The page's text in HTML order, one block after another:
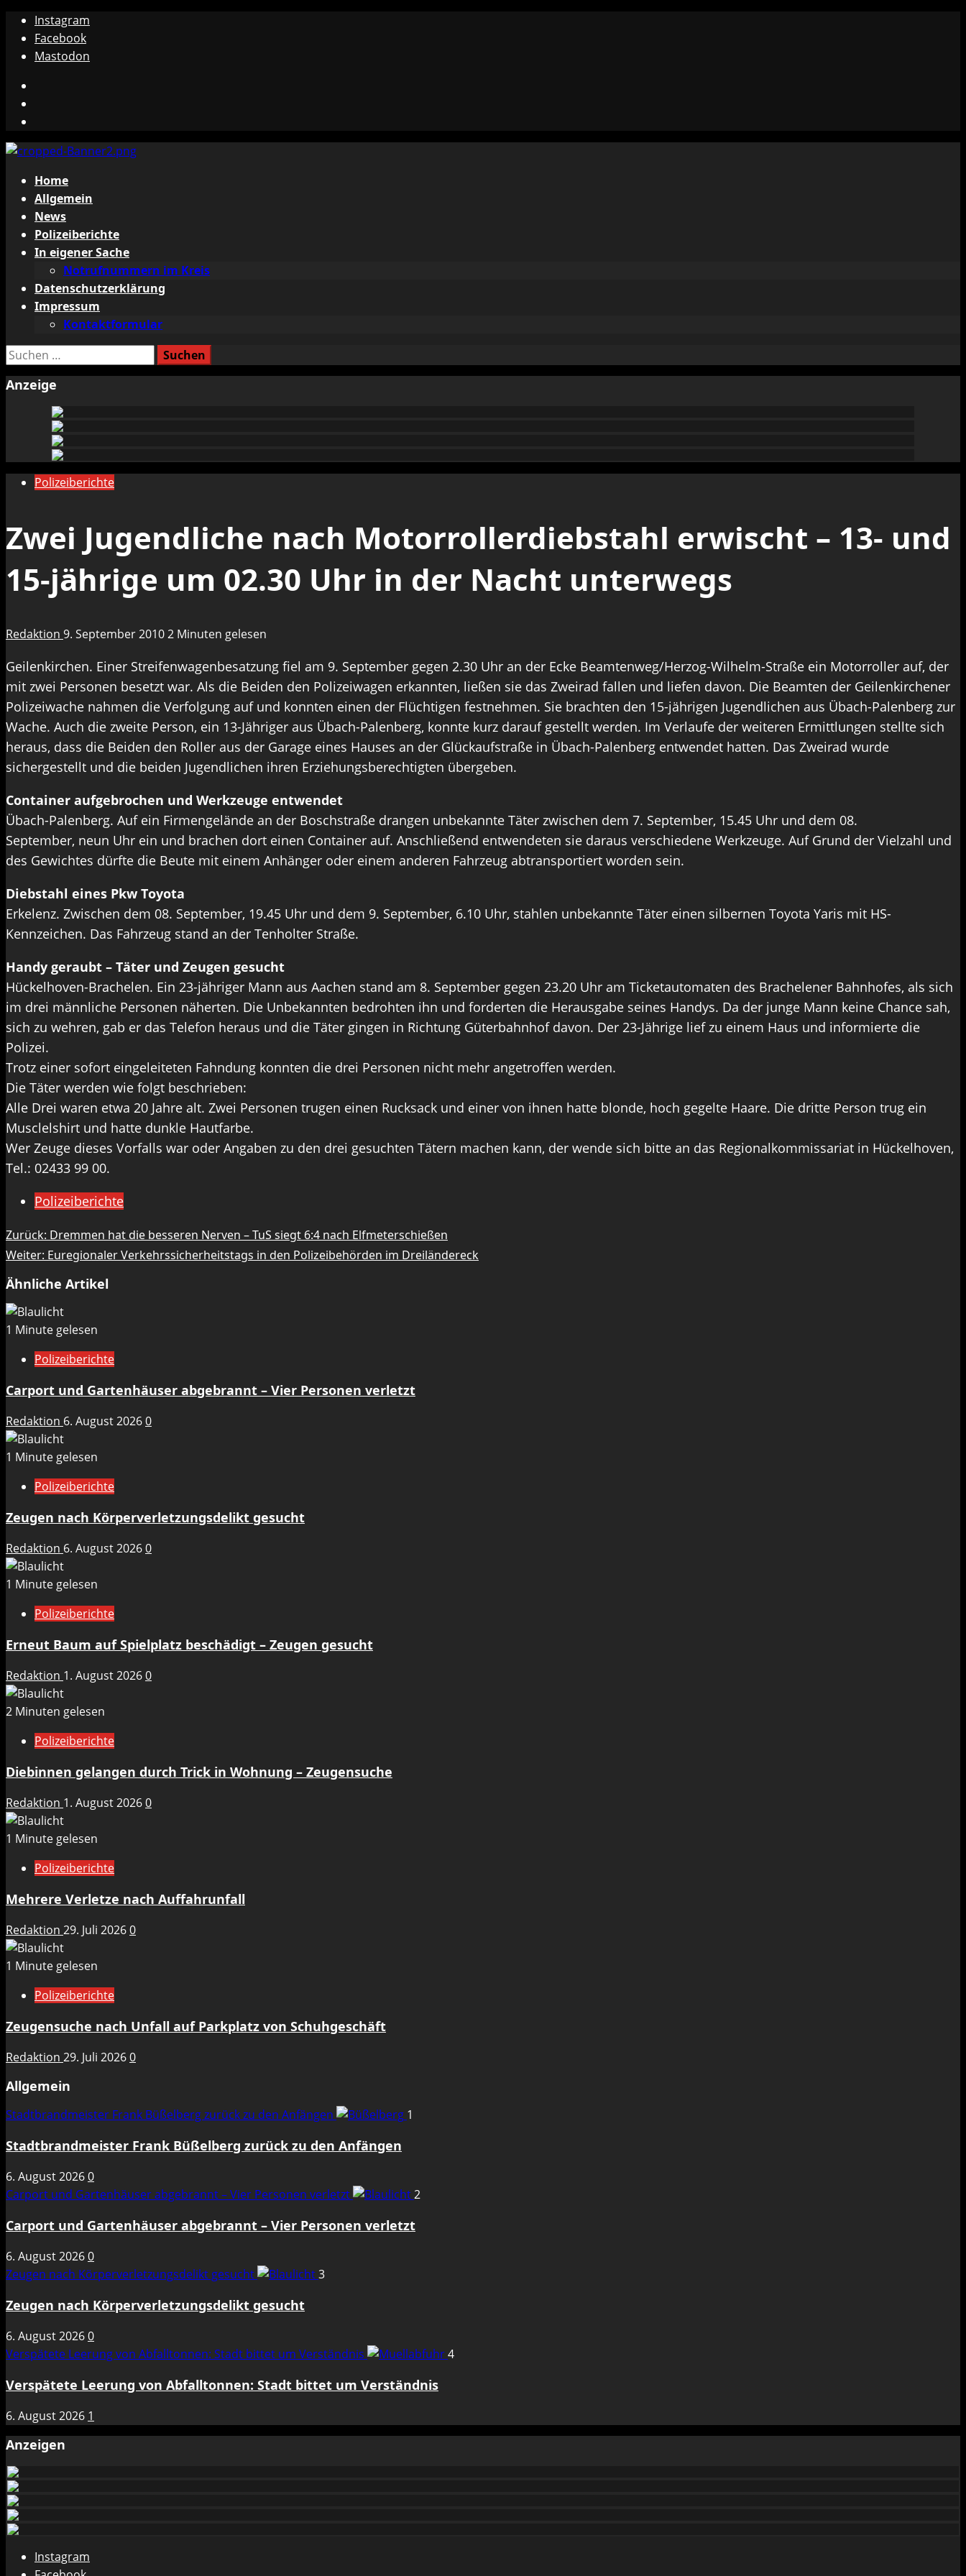
Zum
Inhalt
springen
Instagram
Facebook
Mastodon
Primäres
Menü
Home
Allgemein
News
Polizeiberichte
In eigener Sache
Notrufnummern im Kreis
Datenschutzerklärung
Impressum
Kontaktformular
Suchen
Anzeige
Polizeiberichte
Zwei Jugendliche nach Motorrollerdiebstahl erwischt – 13- und
15-jährige um 02.30 Uhr in der Nacht unterwegs
Redaktion 9. September 20102 Minuten gelesen
Geilenkirchen. Einer Streifenwagenbesatzung fiel am 9. September gegen 2.30 Uhr an der Ecke Beamtenweg/Herzog-Wilhelm-Straße ein Motorroller auf, der
mit zwei Personen besetzt war. Als die Beiden den Polizeiwagen erkannten, ließen sie das Zweirad fallen und liefen davon. Die Beamten der Geilenkirchener
Polizeiwache nahmen die Verfolgung auf und konnten einen der Flüchtigen festnehmen. Sie brachten den 15-jährigen Jugendlichen aus Übach-Palenberg zur
Wache. Auch die zweite Person, ein 13-Jähriger aus Übach-Palenberg, konnte kurz darauf gestellt werden. Im Verlaufe der weiteren Ermittlungen stellte sich
heraus, dass die Beiden den Roller aus der Garage eines Hauses an der Glückaufstraße in Übach-Palenberg entwendet hatten. Das Zweirad wurde
sichergestellt und die beiden Jugendlichen ihren Erziehungsberechtigten übergeben.
Container aufgebrochen und Werkzeuge entwendet
Übach-Palenberg. Auf ein Firmengelände an der Boschstraße drangen unbekannte Täter zwischen dem 7. September, 15.45 Uhr und dem 08.
September, neun Uhr ein und brachen dort einen Container auf. Anschließend entwendeten sie daraus verschiedene Werkzeuge. Auf Grund der Vielzahl und
des Gewichtes dürfte die Beute mit einem Anhänger oder einem anderen Fahrzeug abtransportiert worden sein.
Diebstahl eines Pkw Toyota
Erkelenz. Zwischen dem 08. September, 19.45 Uhr und dem 9. September, 6.10 Uhr, stahlen unbekannte Täter einen silbernen Toyota Yaris mit HS-
Kennzeichen. Das Fahrzeug stand an der Tenholter Straße.
Handy geraubt – Täter und Zeugen gesucht
Hückelhoven-Brachelen. Ein 23-jähriger Mann aus Aachen stand am 8. September gegen 23.20 Uhr am Ticketautomaten des Brachelener Bahnhofes, als sich
im drei männliche Personen näherten. Die Unbekannten bedrohten ihn und forderten die Herausgabe seines Handys. Da der junge Mann keine Chance sah,
sich zu wehren, gab er das Telefon heraus und die Täter gingen in Richtung Güterbahnhof davon. Der 23-Jährige lief zu einem Haus und informierte die
Polizei.
Trotz einer sofort eingeleiteten Fahndung konnten die drei Personen nicht mehr angetroffen werden.
Die Täter werden wie folgt beschrieben:
Alle Drei waren etwa 20 Jahre alt. Zwei Personen trugen einen Rucksack und einer von ihnen hatte blonde, hoch gegelte Haare. Die dritte Person trug ein
Musclelshirt und hatte dunkle Hautfarbe.
Wer Zeuge dieses Vorfalls war oder Angaben zu den drei gesuchten Tätern machen kann, der wende sich bitte an das Regionalkommissariat in Hückelhoven,
Tel.: 02433 99 00.
Polizeiberichte
Beitragsnavigation
Zurück: Dremmen hat die besseren Nerven – TuS siegt 6:4 nach Elfmeterschießen
Weiter: Euregionaler Verkehrssicherheitstags in den Polizeibehörden im Dreiländereck
Ähnliche Artikel
1 Minute gelesen
Polizeiberichte
Carport und Gartenhäuser abgebrannt – Vier Personen verletzt
Redaktion 6. August 20260
1 Minute gelesen
Polizeiberichte
Zeugen nach Körperverletzungsdelikt gesucht
Redaktion 6. August 20260
1 Minute gelesen
Polizeiberichte
Erneut Baum auf Spielplatz beschädigt – Zeugen gesucht
Redaktion 1. August 20260
2 Minuten gelesen
Polizeiberichte
Diebinnen gelangen durch Trick in Wohnung – Zeugensuche
Redaktion 1. August 20260
1 Minute gelesen
Polizeiberichte
Mehrere Verletze nach Auffahrunfall
Redaktion 29. Juli 20260
1 Minute gelesen
Polizeiberichte
Zeugensuche nach Unfall auf Parkplatz von Schuhgeschäft
Redaktion 29. Juli 20260
Allgemein
Stadtbrandmeister Frank Büßelberg zurück zu den Anfängen 1
Stadtbrandmeister Frank Büßelberg zurück zu den Anfängen
6. August 20260
Carport und Gartenhäuser abgebrannt – Vier Personen verletzt
2
Carport und Gartenhäuser abgebrannt – Vier Personen verletzt
6. August 20260
Zeugen nach Körperverletzungsdelikt gesucht
3
Zeugen nach Körperverletzungsdelikt gesucht
6. August 20260
Verspätete Leerung von Abfalltonnen: Stadt bittet um Verständnis
4
Verspätete Leerung von Abfalltonnen: Stadt bittet um Verständnis
6. August 2026 1
Anzeigen
Instagram